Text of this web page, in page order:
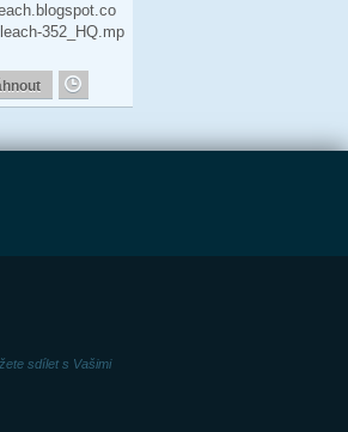
352_HQ.mp
sdílet s Vašimi